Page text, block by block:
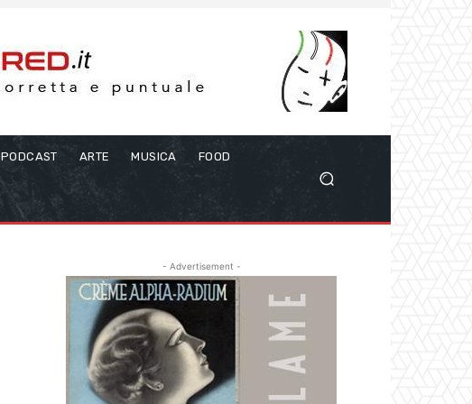
PODCAST ARTE MUSICA FOOD
- Advertisement -